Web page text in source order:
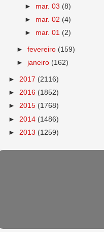
► mar. 03 (8)
► mar. 02 (4)
► mar. 01 (2)
►fevereiro (159)
► janeiro (162)
► 2017 (2116)
► 2016 (1852)
► 2015 (1768)
► 2014 (1486)
► 2013 (1259)